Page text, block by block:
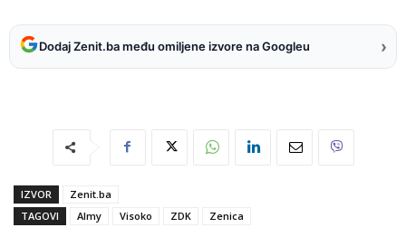
Dodaj Zenit.ba među omiljene izvore na Googleu ›
IZVOR
Zenit.ba
TAGOVI
Almy Visoko ZDK Zenica